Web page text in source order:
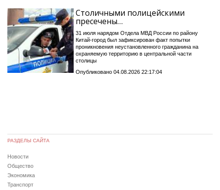
Столичными полицейскими
пресечены…
31 июля нарядом Отдела МВД России по району
Китай-город был зафиксирован факт попытки
проникновения неустановленного гражданина на
охраняемую территорию в центральной части
столицы
Опубликовано 04.08.2026 22:17:04
РАЗДЕЛЫ САЙТА
Новости
Общество
Экономика
Транспорт